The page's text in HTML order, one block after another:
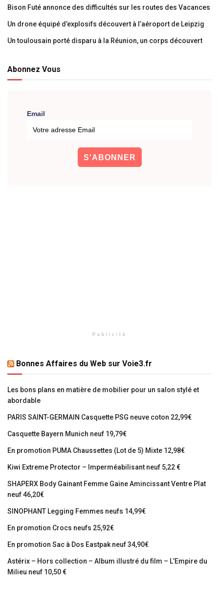
Bison Futé annonce des difficultés sur les routes des Vacances
Un drone équipé d’explosifs découvert à l’aéroport de Leipzig
Un toulousain porté disparu à la Réunion, un corps découvert
Abonnez Vous
Email
Publicité
Bonnes Affaires du Web sur Voie3.fr
Les bons plans en matière de mobilier pour un salon stylé et
abordable
PARIS SAINT-GERMAIN Casquette PSG neuve coton 22,99€
Casquette Bayern Munich neuf 19,79€
En promotion PUMA Chaussettes (Lot de 5) Mixte 12,98€
Kiwi Extreme Protector – Imperméabilisant neuf 5,22 €
SHAPERX Body Gainant Femme Gaine Amincissant Ventre Plat
neuf 46,20€
SINOPHANT Legging Femmes neufs 14,99€
En promotion Crocs neufs 25,92€
En promotion Sac à Dos Eastpak neuf 34,90€
Astérix – Hors collection – Album illustré du film – L’Empire du
Milieu neuf 10,50 €